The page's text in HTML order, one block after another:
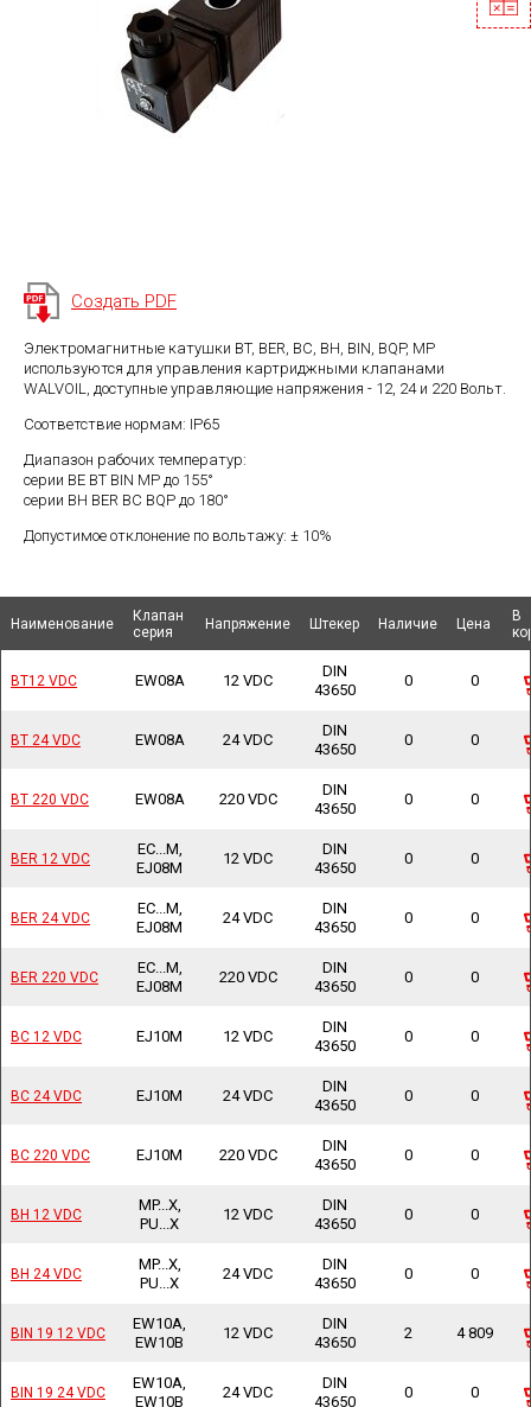
Создать PDF
Электромагнитные катушки BT, BER, BC, BH, BIN, BQP, MP
используются для управления картриджными клапанами
WALVOIL, доступные управляющие напряжения - 12, 24 и 220 Вольт.
Соответствие нормам: IP65
Диапазон рабочих температур:
серии BE BT BIN MP до 155°
серии BH BER BC BQP до 180°
Допустимое отклонение по вольтажу: ± 10%
Наименование
Клапан
серия
Напряжение Штекер Наличие Цена
В
BT12 VDC EW08A 12 VDC
DIN
43650
0 0
BT 24 VDC EW08A 24 VDC
DIN
43650
0 0
BT 220 VDC EW08A 220 VDC
DIN
43650
0 0
BER 12 VDC
EC...M,
EJ08M
12 VDC
DIN
43650
0 0
BER 24 VDC
EC...M,
EJ08M
24 VDC
DIN
43650
0 0
BER 220 VDC
EC...M,
EJ08M
220 VDC
DIN
43650
0 0
BC 12 VDC EJ10M 12 VDC
DIN
43650
0 0
BC 24 VDC EJ10M 24 VDC
DIN
43650
0 0
BC 220 VDC EJ10M 220 VDC
DIN
43650
0 0
BH 12 VDC
MP...X,
PU...X
12 VDC
DIN
43650
0 0
BH 24 VDC
MP...X,
PU...X
24 VDC
DIN
43650
0 0
BIN 19 12 VDC
EW10A,
EW10B
12 VDC
DIN
43650
2 4 809
BIN 19 24 VDC
EW10A,
EW10B
24 VDC
DIN
43650
0 0
Наименование
BT12 VDC
BT 24 VDC
BT 220 VDC
BER 12 VDC
BER 24 VDC
BER 220 VDC
BC 12 VDC
BC 24 VDC
BC 220 VDC
BH 12 VDC
BH 24 VDC
BIN 19 12 VDC
BIN 19 24 VDC
Наименование
Наименование
Клапан
серия
Напряжение Штекер Наличие Цена
В